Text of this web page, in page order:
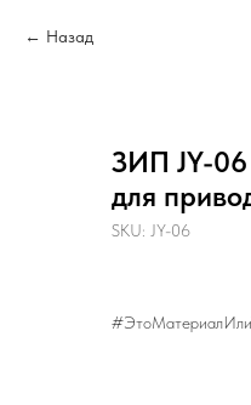
Назад
ЗИП JY-06
для
SKU: JY-06